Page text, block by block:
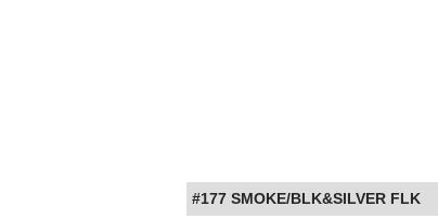
#177 SMOKE/BLK&SILVER FLK